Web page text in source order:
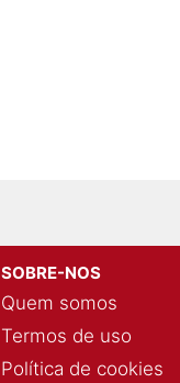
SOBRE-NOS
Quem somos
Termos de uso
Política de cookies